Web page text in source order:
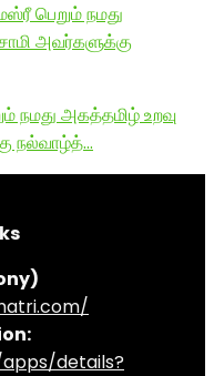
பெறும் நமது
அவர்களுக்கு
நமது அகத்தமிழ் உறவு
நல்வாழ்த்…
details?